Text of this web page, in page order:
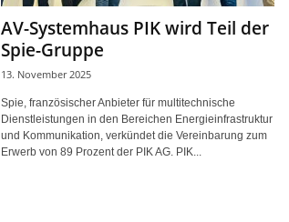
AV-Systemhaus PIK wird Teil der
Spie-Gruppe
13. November 2025
Spie, französischer Anbieter für multitechnische
Dienstleistungen in den Bereichen Energieinfrastruktur
und Kommunikation, verkündet die Vereinbarung zum
Erwerb von 89 Prozent der PIK AG. PIK...